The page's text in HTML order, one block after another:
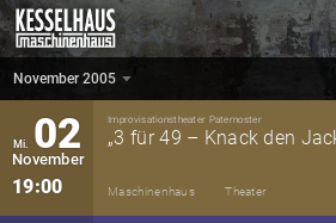
20:00 Kesselhaus
November 2005
Mi. 02
November
19:00
Improvisationstheater Paternoster
„3 für 49 – Knack den
Maschinenhaus Theater
November 2005 ▼